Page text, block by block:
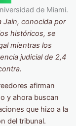
​​Jain, conocida por
históricos, se
mientras los
judicial de 2,4
afirman
y ahora buscan
que hizo a la
del tribunal.